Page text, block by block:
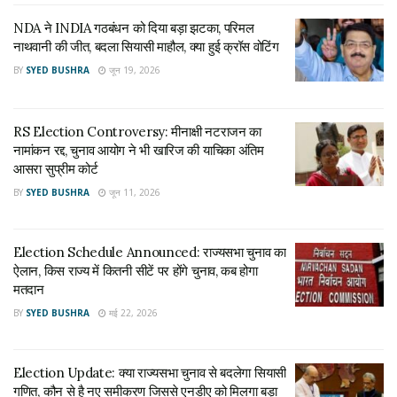
जवाब में देरी होने से पूरी प्रक्रिया की निष्पक्षता और विश्वसनीयता पर सवाल
खड़े होते हैं।
मीनाक्षी नटराजन ने सुप्रीम कोर्ट के फैसले पर सीधी टिप्पणी करने से इनकार
कर दिया। उन्होंने कहा कि वह न्यायपालिका का पूरा सम्मान करती हैं और
अदालत के निर्णय पर कोई टिप्पणी नहीं करना चाहतीं।
दिया कि मामले के कुछ पहलुओं पर अभी भी कई सवाल बने हुए हैं।
चुनाव आयोग पर लगाए पक्षपात के आरोप
शंकाएं और बढ़ गईं।
NDA ने INDIA गठबंधन को दिया बड़ा झटका, परिमल
नाथवानी की जीत, बदला सियासी माहौल, क्या हुई क्रॉस वोटिंग
BY SYED BUSHRA जून 19, 2026
RS Election Controversy: मीनाक्षी नटराजन का
नामांकन रद्द, चुनाव आयोग ने भी खारिज की याचिका अंतिम
आसरा सुप्रीम कोर्ट
BY SYED BUSHRA जून 11, 2026
Election Schedule Announced: राज्यसभा चुनाव का
ऐलान, किस राज्य में कितनी सीटें पर होंगे चुनाव, कब होगा
मतदान
BY SYED BUSHRA मई 22, 2026
Election Update: क्या राज्यसभा चुनाव से बदलेगा सियासी
गणित, कौन से है नए समीकरण जिससे एनडीए को मिलगा बड़ा